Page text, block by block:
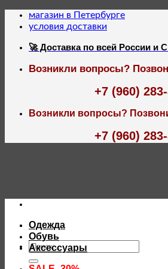
Skip
магазин в Петербурге
условия доставки
🚀 Доставка по всей России и
Возникли вопросы?
+7 (960)
Возникли вопросы?
+7 (960)
Искать:
Одежда
Обувь
Аксессуары